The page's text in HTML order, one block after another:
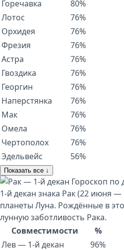
Горечавка
80%
Лотос
76%
Орхидея
76%
Фрезия
76%
Астра
76%
Гвоздика
76%
Георгин
76%
Наперстянка
76%
Мак
76%
Омела
76%
Чертополох
76%
Эдельвейс
56%
Показать все ↓
Гороскоп по
1-й декан знака Рак (22 июня
планеты Луна. Рождённые в
лунную заботливость Рака.
Совместимости
%
Лев — 1-й декан
96%